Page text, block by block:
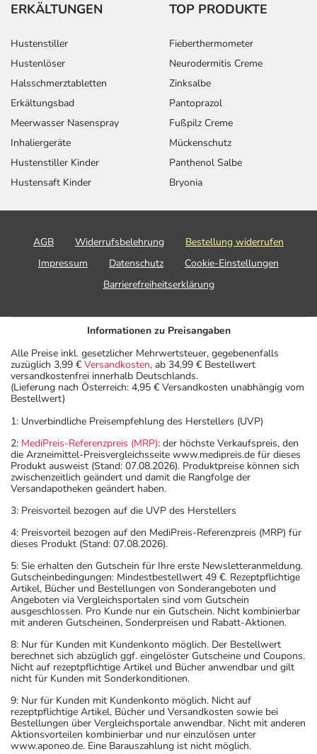
DasPDF des Beipackzettels
können Sie sich oben
ERKÄLTUNGEN
Hustenstiller
Hustenlöser
Halsschmerztabletten
Erkältungsbad
Meerwasser Nasenspray
Inhaliergeräte
Hustenstiller Kinder
Hustensaft Kinder
TOP PRODUKTE
Fieberthermometer
Neurodermitis Creme
Zinksalbe
Pantoprazol
Fußpilz Creme
Mückenschutz
Panthenol Salbe
Bryonia
AGB Widerrufsbelehrung
Bestellung widerrufen
Impressum
Datenschutz
Cookie-Einstellungen
Barrierefreiheitserklärung
Informationen zu Preisangaben
Alle Preise inkl. gesetzlicher Mehrwertsteuer, gegebenenfalls
zuzüglich 3,99 € Versandkosten, ab 34,99 € Bestellwert
versandkostenfrei innerhalb Deutschlands.
(Lieferung nach Österreich: 4,95 € Versandkosten unabhängig vom
Bestellwert)
1: Unverbindliche Preisempfehlung des Herstellers (UVP)
2: MediPreis-Referenzpreis (MRP): der höchste Verkaufspreis, den
die Arzneimittel-Preisvergleichsseite www.medipreis.de für dieses
Produkt ausweist (Stand: 07.08.2026). Produktpreise können sich
zwischenzeitlich geändert und damit die Rangfolge der
Versandapotheken geändert haben.
3: Preisvorteil bezogen auf die UVP des Herstellers
4: Preisvorteil bezogen auf den MediPreis-Referenzpreis (MRP) für
dieses Produkt (Stand: 07.08.2026).
5: Sie erhalten den Gutschein für Ihre erste Newsletteranmeldung.
Gutscheinbedingungen: Mindestbestellwert 49 €. Rezeptpflichtige
Artikel, Bücher und Bestellungen von Sonderangeboten und
Angeboten via Vergleichsportalen sind vom Gutschein
ausgeschlossen. Pro Kunde nur ein Gutschein. Nicht kombinierbar
mit anderen Gutscheinen, Sonderpreisen und Rabatt-Aktionen.
8: Nur für Kunden mit Kundenkonto möglich. Der Bestellwert
berechnet sich abzüglich ggf. eingelöster Gutscheine und Coupons.
Nicht auf rezeptpflichtige Artikel und Bücher anwendbar und gilt
nicht für Kunden mit Sonderkonditionen.
9: Nur für Kunden mit Kundenkonto möglich. Nicht auf
rezeptpflichtige Artikel, Bücher und Versandkosten sowie bei
Bestellungen über Vergleichsportale anwendbar. Nicht mit anderen
Aktionsvorteilen kombinierbar und nur einzulösen unter
www.aponeo.de. Eine Barauszahlung ist nicht möglich.